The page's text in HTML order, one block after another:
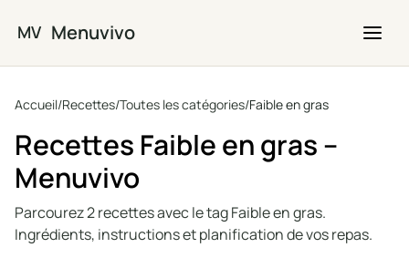
MV Menuvivo
Accueil/Recettes/Toutes les catégories/Faible en gras
Recettes Faible en gras –
Menuvivo
Parcourez 2 recettes avec le tag Faible en gras.
Ingrédients, instructions et planification de vos repas.